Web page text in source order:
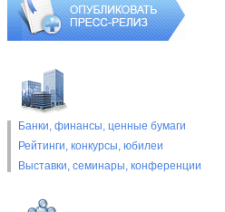
Банки, финансы, ценные бумаги
Рейтинги, конкурсы, юбилеи
Выставки, cеминары, конференции